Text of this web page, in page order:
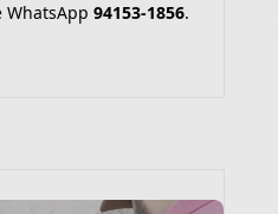
94153-1856.